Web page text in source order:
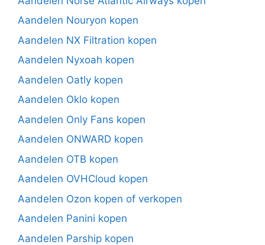
Aandelen Nouryon kopen
Aandelen NX Filtration kopen
Aandelen Nyxoah kopen
Aandelen Oatly kopen
Aandelen Oklo kopen
Aandelen Only Fans kopen
Aandelen ONWARD kopen
Aandelen OTB kopen
Aandelen OVHCloud kopen
Aandelen Ozon kopen of verkopen
Aandelen Panini kopen
Aandelen Parship kopen